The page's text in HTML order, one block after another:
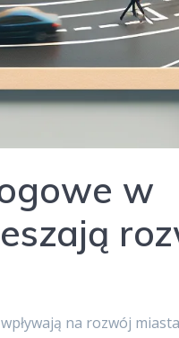
w
na rozwój